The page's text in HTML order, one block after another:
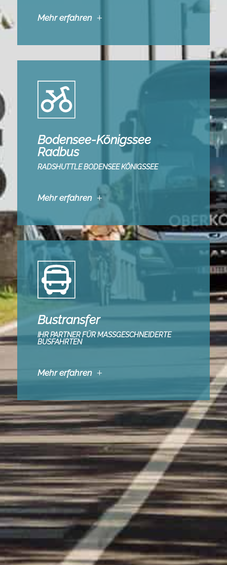
Mehr erfahren
Bodensee-Königssee
Radbus
RADSHUTTLE BODENSEE KÖNIGSSEE
Mehr erfahren
Bustransfer
IHR PARTNER FÜR MASSGESCHNEIDERTE B
USFAHRTEN
Mehr erfahren